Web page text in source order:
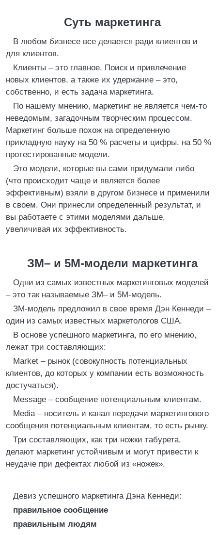
Суть маркетинга
В любом бизнесе все делается ради клиентов и
для клиентов.
Клиенты – это главное. Поиск и привлечение
новых клиентов, а также их удержание – это,
собственно, и есть задача маркетинга.
По нашему мнению, маркетинг не является чем-то
неведомым, загадочным творческим процессом.
Маркетинг больше похож на определенную
прикладную науку на 50 % расчеты и цифры, на 50 %
протестированные модели.
Это модели, которые вы сами придумали либо
(что происходит чаще и является более
эффективным) взяли в другом бизнесе и применили
в своем. Они принесли определенный результат, и
вы работаете с этими моделями дальше,
увеличивая их эффективность.
ЗМ– и 5М-модели маркетинга
Одни из самых известных маркетинговых моделей
– это так называемые ЗМ– и 5М-модель.
ЗМ-модель предложил в свое время Дэн Кеннеди –
один из самых известных маркетологов США.
В основе успешного маркетинга, по его мнению,
лежат три составляющих:
Market – рынок (совокупность потенциальных
клиентов, до которых у компании есть возможность
достучаться).
Message – сообщение потенциальным клиентам.
Media – носитель и канал передачи маркетингового
сообщения потенциальным клиентам, то есть рынку.
Три составляющих, как три ножки табурета,
делают маркетинг устойчивым и могут привести к
неудаче при дефектах любой из «ножек».
Девиз успешного маркетинга Дэна Кеннеди:
правильное сообщение
правильным людям